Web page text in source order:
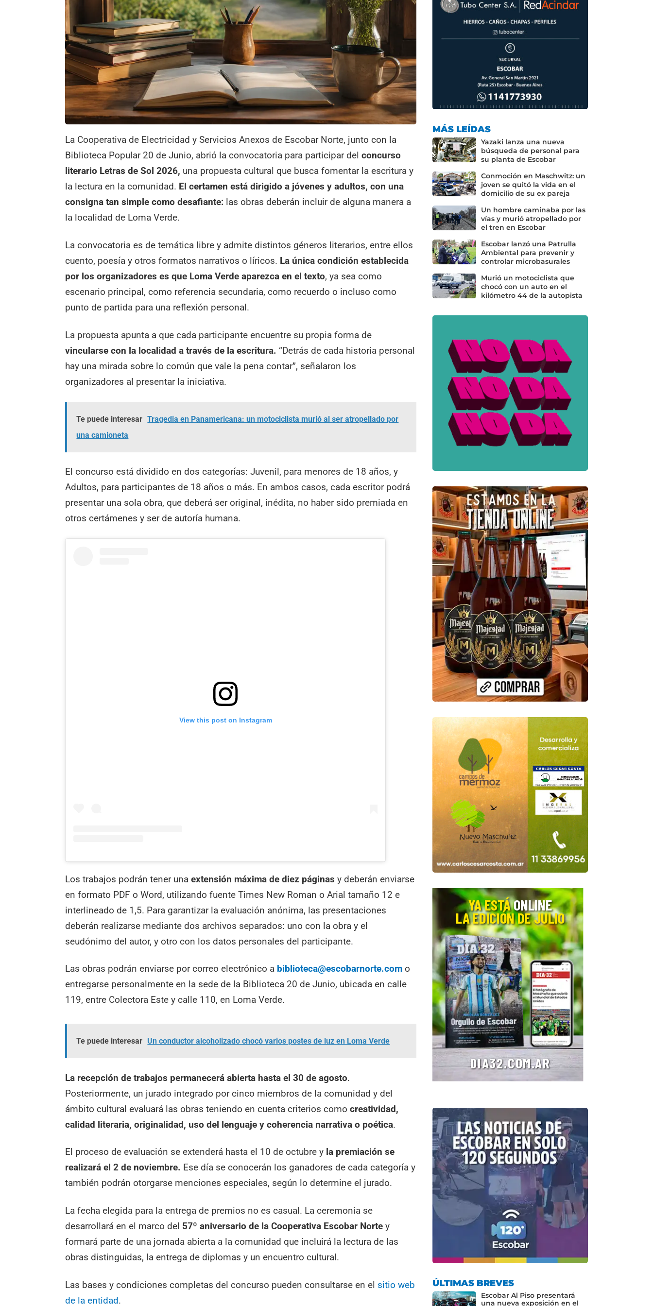
La Cooperativa de Electricidad y Servicios Anexos de Escobar Norte, junto con la
Biblioteca Popular 20 de Junio, abrió la convocatoria para participar delconcurso
literario Letras de Sol 2026, una propuesta cultural que busca fomentar la escritura y
la lectura en la comunidad. El certamen está dirigido a jóvenes y adultos, con una
consigna tan simple como desafiante: las obras deberán incluir de alguna manera a
la localidad de Loma Verde.
La convocatoria es de temática libre y admite distintos géneros literarios, entre ellos
cuento, poesía y otros formatos narrativos o líricos. La única condición establecida
por los organizadores es que Loma Verde aparezca en el texto, ya sea como
escenario principal, como referencia secundaria, como recuerdo o incluso como
punto de partida para una reflexión personal.
La propuesta apunta a que cada participante encuentre su propia forma de
vincularse con la localidad a través de la escritura. “Detrás de cada historia personal
hay una mirada sobre lo común que vale la pena contar”, señalaron los
organizadores al presentar la iniciativa.
Te puede interesar Tragedia en Panamericana: un motociclista murió al ser atropellado por
una camioneta
El concurso está dividido en dos categorías: Juvenil, para menores de 18 años, y
Adultos, para participantes de 18 años o más. En ambos casos, cada escritor podrá
presentar una sola obra, que deberá ser original, inédita, no haber sido premiada en
otros certámenes y ser de autoría humana.
View this post on Instagram
Los trabajos podrán tener unaextensión máxima de diez páginas y deberán enviarse
en formato PDF o Word, utilizando fuente Times New Roman o Arial tamaño 12 e
interlineado de 1,5. Para garantizar la evaluación anónima, las presentaciones
deberán realizarse mediante dos archivos separados: uno con la obra y el
seudónimo del autor, y otro con los datos personales del participante.
Las obras podrán enviarse por correo electrónico a biblioteca@escobarnorte.com o
entregarse personalmente en la sede de la Biblioteca 20 de Junio, ubicada en calle
119, entre Colectora Este y calle 110, en Loma Verde.
Te puede interesar Un conductor alcoholizado chocó varios postes de luz en Loma Verde
La recepción de trabajos permanecerá abierta hasta el 30 de agosto.
Posteriormente, un jurado integrado por cinco miembros de la comunidad y del
ámbito cultural evaluará las obras teniendo en cuenta criterios comocreatividad,
calidad literaria, originalidad, uso del lenguaje y coherencia narrativa o poética.
El proceso de evaluación se extenderá hasta el 10 de octubre y la premiación se
realizará el 2 de noviembre. Ese día se conocerán los ganadores de cada categoría y
también podrán otorgarse menciones especiales, según lo determine el jurado.
La fecha elegida para la entrega de premios no es casual. La ceremonia se
desarrollará en el marco del 57º aniversario de la Cooperativa Escobar Norte y
formará parte de una jornada abierta a la comunidad que incluirá la lectura de las
obras distinguidas, la entrega de diplomas y un encuentro cultural.
Las bases y condiciones completas del concurso pueden consultarse en el sitio web
de la entidad.
MÁS LEÍDAS
Yazaki lanza una nueva
búsqueda de personal para
su planta de Escobar
Conmoción en Maschwitz: un
joven se quitó la vida en el
domicilio de su ex pareja
Un hombre caminaba por las
vías y murió atropellado por
el tren en Escobar
Escobar lanzó una Patrulla
Ambiental para prevenir y
controlar microbasurales
Murió un motociclista que
chocó con un auto en el
kilómetro 44 de la autopista
ÚLTIMAS BREVES
Escobar Al Piso presentará
una nueva exposición en el